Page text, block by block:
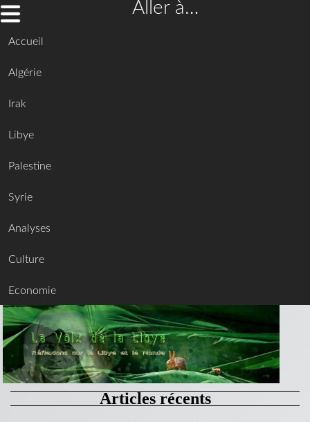
Aller à…
Accueil
Algérie
Irak
Libye
Palestine
Syrie
Analyses
Culture
Economie
Articles récents